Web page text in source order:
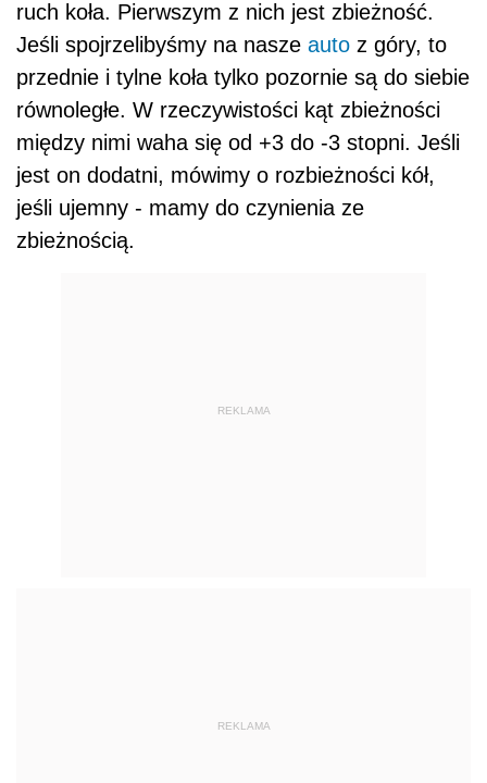
ruch koła. Pierwszym z nich jest zbieżność.
Jeśli spojrzelibyśmy na nasze auto z góry, to
przednie i tylne koła tylko pozornie są do siebie
równoległe. W rzeczywistości kąt zbieżności
między nimi waha się od +3 do -3 stopni. Jeśli
jest on dodatni, mówimy o rozbieżności kół,
jeśli ujemny - mamy do czynienia ze
zbieżnością.
REKLAMA
REKLAMA